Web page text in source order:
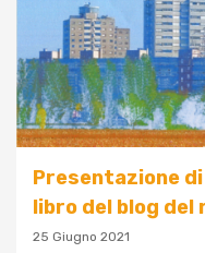
Presentazione
libro del blog del
25 Giugno 2021